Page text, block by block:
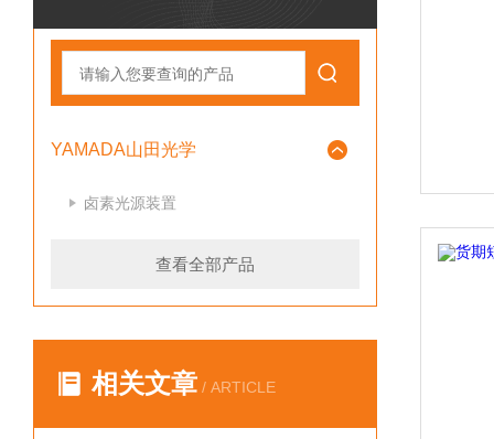
YAMADA山田光学
卤素光源装置
查看全部产品
相关文章 / ARTICLE